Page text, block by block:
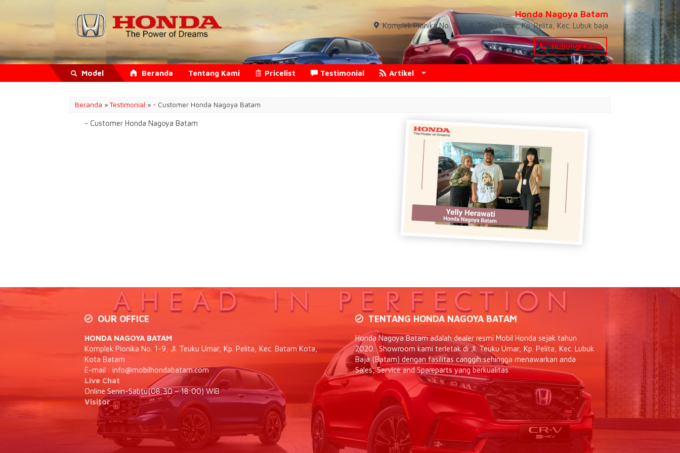
Honda Nagoya Batam
Komplek Pionika No. 1-9, Jl. Teuku Umar, Kp. Pelita, Kec. Lubuk baja
Hubungi Kami
Model Beranda Tentang Kami Pricelist Testimonial Artikel
Beranda »Testimonial » - Customer Honda Nagoya Batam
- Customer Honda Nagoya Batam
OUR OFFICE
HONDA NAGOYA BATAM
Komplek Pionika No. 1-9, Jl. Teuku Umar, Kp. Pelita, Kec. Batam Kota,
Kota Batam
E-mail : info@mobilhondabatam.com
Live Chat
Online Senin-Sabtu(08:30 – 18:00) WIB
Visitor
TENTANG HONDA NAGOYA BATAM
Honda Nagoya Batam adalah dealer resmi Mobil Honda sejak tahun
2020. Showroom kami terletak di Jl. Teuku Umar, Kp. Pelita, Kec. Lubuk
Baja (Batam) dengan fasilitas canggih sehingga menawarkan anda
Sales, Service and Spareparts yang berkualitas